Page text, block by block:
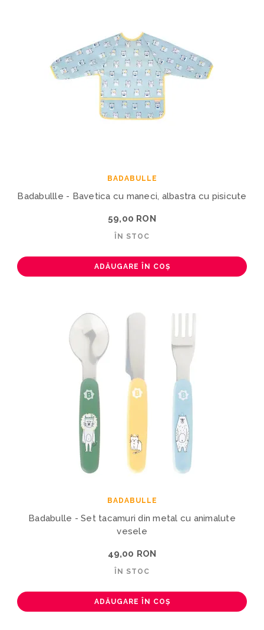
BADABULLE
Badabullle - Bavetica cu maneci, albastra cu pisicute
59,00 RON
ÎN STOC
ADĂUGARE ÎN COȘ
BADABULLE
Badabulle - Set tacamuri din metal cu animalute
vesele
49,00 RON
ÎN STOC
ADĂUGARE ÎN COȘ